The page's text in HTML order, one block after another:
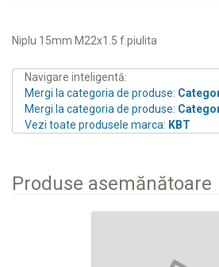
Niplu 15mm M22x1.5 f.piulita
Navigare inteligentă:
Mergi la categoria de produse:
Mergi la categoria de produse:
Vezi toate produsele marca: KBT
Produse asemănătoare